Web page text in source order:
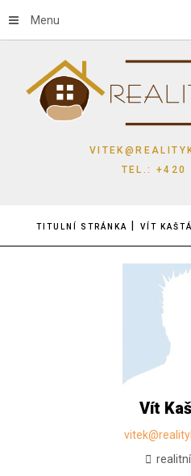
TEL.: +420
Menu
TITULNÍ STRÁNKA VÍT
Vít